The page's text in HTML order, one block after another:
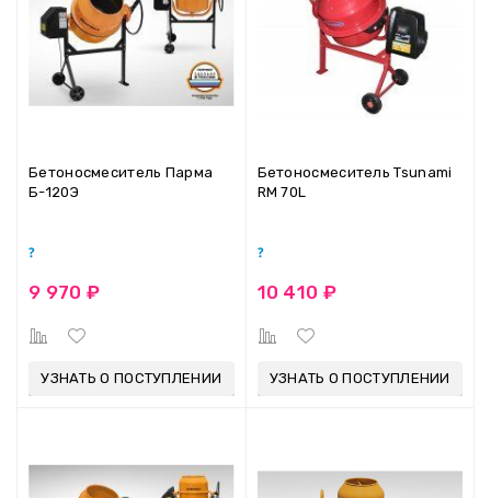
Бетоносмеситель Парма
Б-120Э
9 970 ₽
УЗНАТЬ О ПОСТУПЛЕНИИ
Бетоносмеситель Tsunami
RM 70L
10 410 ₽
УЗНАТЬ О ПОСТУПЛЕНИИ